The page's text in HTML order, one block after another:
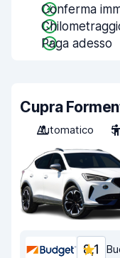
Conferma
Paga adesso
Cupra
Automatico
5
8,1